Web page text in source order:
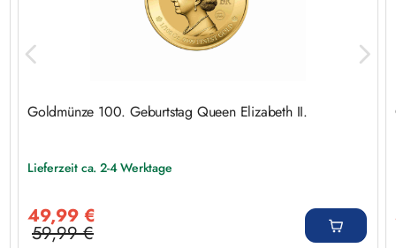
Goldmünze 100. Geburtstag Queen Elizabeth II.
Lieferzeit ca. 2-4 Werktage
49,99 €
Regulärer Preis:
59,99 €